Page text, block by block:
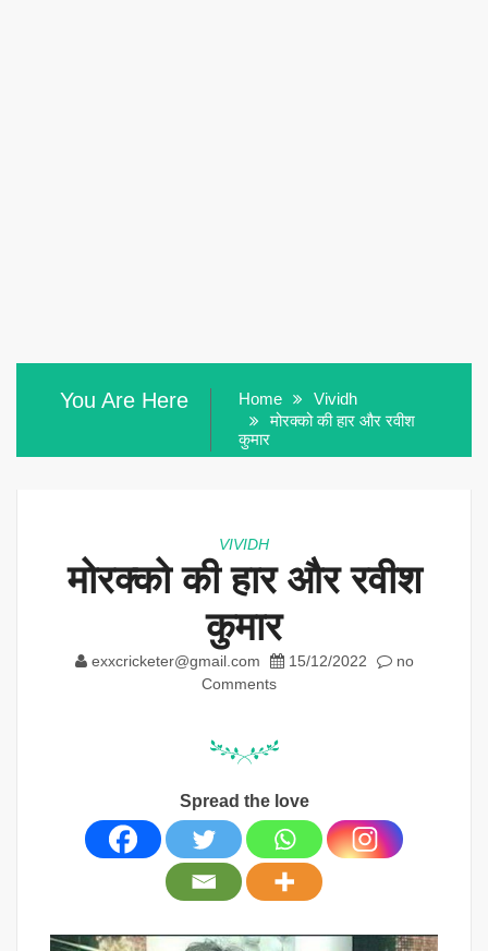
You Are Here Home
Vividh
मोरक्को की हार और रवीश
कुमार
VIVIDH
मोरक्को की हार और रवीश
कुमार
exxcricketer@gmail.com 15/12/2022
no
Comments
Spread the love